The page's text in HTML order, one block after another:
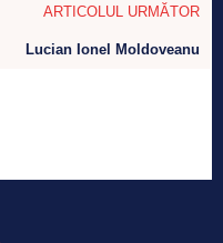
ARTICOLUL URMĂTOR
Lucian Ionel Moldoveanu